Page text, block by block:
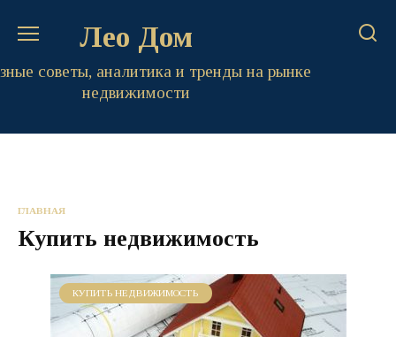
Лео Дом
советы, аналитика и тренды на рынке
недвижимости
ГЛАВНАЯ
Купить недвижимость
КУПИТЬ НЕДВИЖИМОСТЬ